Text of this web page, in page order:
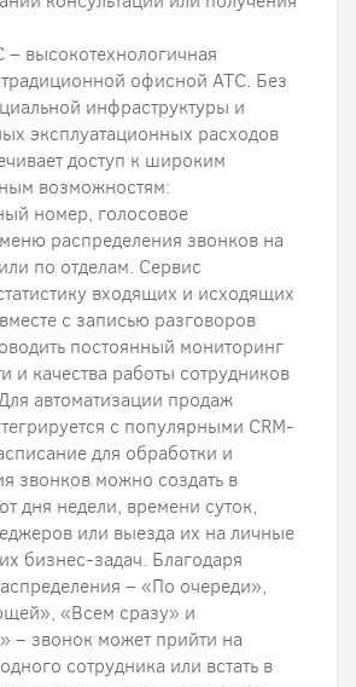
высокотехнологичная
традиционной офисной АТС. Без
инфраструктуры и
эксплуатационных расходов
доступ к широким
возможностям:
номер, голосовое
распределения звонков на
по отделам. Сервис
входящих и исходящих
с записью разговоров
постоянный мониторинг
и качества работы сотрудников
автоматизации продаж
с популярными CRM-
для обработки и
звонков можно создать в
дня недели, времени суток,
или выезда их на личные
бизнес-задач. Благодаря
– «По очереди»,
«Всем сразу» и
– звонок может прийти на
сотрудника или встать в